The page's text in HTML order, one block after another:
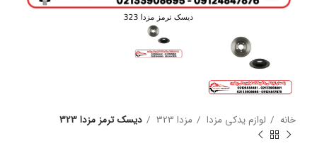
خانه لوازم یدکی مزدا مزدا 323 دیسک ترمز مزدا 323